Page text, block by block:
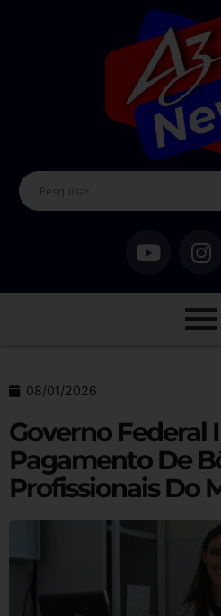
08/01/2026
Governo Federal
Pagamento De
Profissionais Do